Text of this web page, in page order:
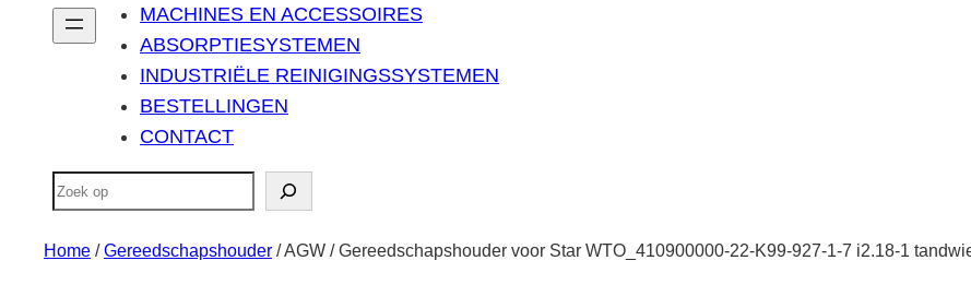
MACHINES EN ACCESSOIRES
ABSORPTIESYSTEMEN
INDUSTRIËLE REINIGINGSSYSTEMEN
BESTELLINGEN
CONTACT
Zoeken
Home /Gereedschapshouder / AGW / Gereedschapshouder voor Star WTO_410900000-22-K99-927-1-7 i2.18-1